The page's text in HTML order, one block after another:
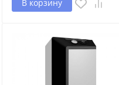
В корзину